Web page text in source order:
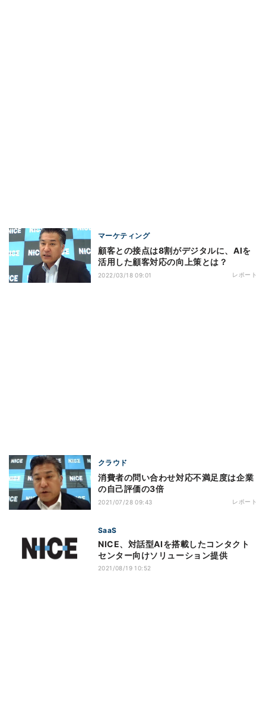
マーケティング
顧客との接点は8割がデジタルに、AIを
活用した顧客対応の向上策とは？
2022/03/18 09:01 レポート
クラウド
消費者の問い合わせ対応不満足度は企業
の自己評価の3倍
2021/07/28 09:43 レポート
SaaS
NICE、対話型AIを搭載したコンタクト
センター向けソリューション提供
2021/08/19 10:52